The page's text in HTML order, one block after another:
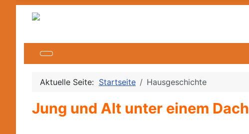
Aktuelle Seite: Startseite Hausgeschichte
Jung und Alt unter einem Dach